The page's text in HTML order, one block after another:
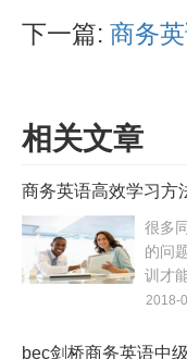
下一篇: 商务
相关文章
商务英语高效学习方
很多
的问
训才
力。
给大
2018-
bec剑桥商务英语中